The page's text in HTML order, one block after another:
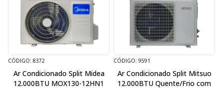
CÓDIGO: 8372
Ar Condicionado Split Midea
12.000BTU MOX130-12HN1
CÓDIGO: 9591
Ar Condicionado Split Mitsuo
12.000BTU Quente/Frio com